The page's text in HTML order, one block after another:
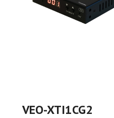
VEO-XTI1CG2